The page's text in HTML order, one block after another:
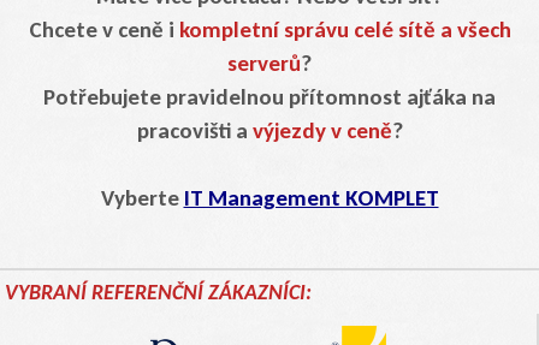
Chcete v ceně i kompletní správu celé sítě a všech
serverů?
Potřebujete pravidelnou přítomnost ajťáka na
pracovišti a výjezdy v ceně?
Vyberte IT Management KOMPLET
VYBRANÍ REFERENČNÍ ZÁKAZNÍCI: